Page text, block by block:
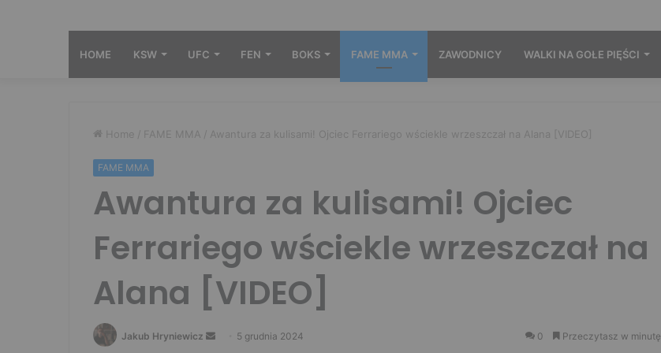
HOME KSW UFC FEN BOKS FAME MMA ZAWODNICY WALKI NA GOŁE PIĘŚCI
Home / FAME MMA / Awantura za kulisami! Ojciec Ferrariego wściekle wrzeszczał na Alana [VIDEO]
FAME MMA
Awantura za kulisami! Ojciec
Ferrariego wściekle wrzeszczał na
Alana [VIDEO]
Jakub Hryniewicz
Send 5 grudnia 2024 0 Przeczytasz w minutę